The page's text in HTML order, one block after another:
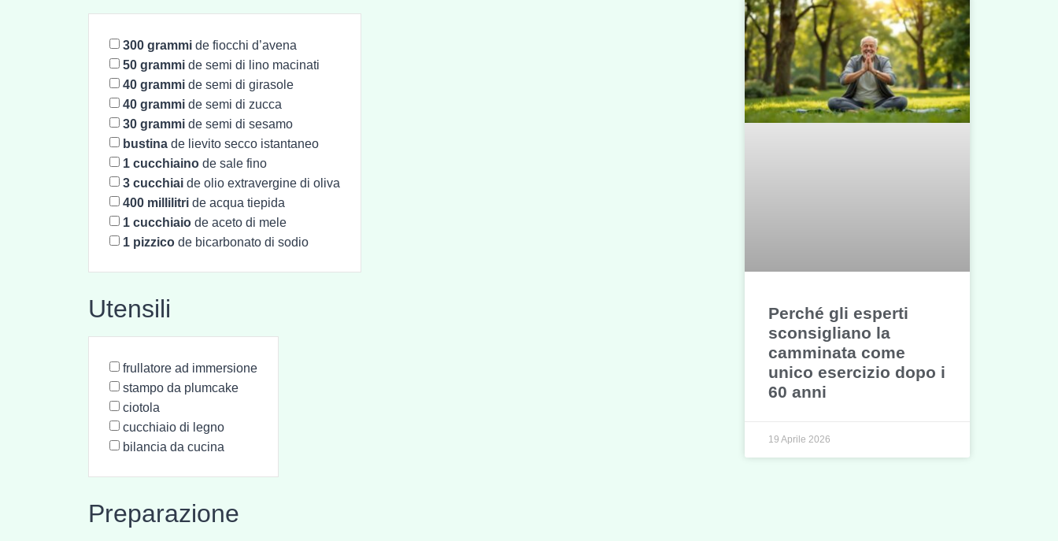
Perché gli esperti
sconsigliano la
camminata come
unico esercizio dopo i
60 anni
19 Aprile 2026
300 grammi de fiocchi d’avena
50 grammi de semi di lino macinati
40 grammi de semi di girasole
40 grammi de semi di zucca
30 grammi de semi di sesamo
bustina de lievito secco istantaneo
1 cucchiaino de sale fino
3 cucchiai de olio extravergine di oliva
400 millilitri de acqua tiepida
1 cucchiaio de aceto di mele
1 pizzico de bicarbonato di sodio
Utensili
frullatore ad immersione
stampo da plumcake
ciotola
cucchiaio di legno
bilancia da cucina
Preparazione